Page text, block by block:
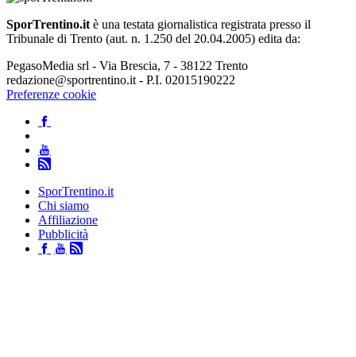
SporTrentino.it è una testata giornalistica registrata presso il
Tribunale di Trento (aut. n. 1.250 del 20.04.2005) edita da:
PegasoMedia srl - Via Brescia, 7 - 38122 Trento
redazione@sportrentino.it - P.I. 02015190222
Preferenze cookie
SporTrentino.it
Chi siamo
Affiliazione
Pubblicità